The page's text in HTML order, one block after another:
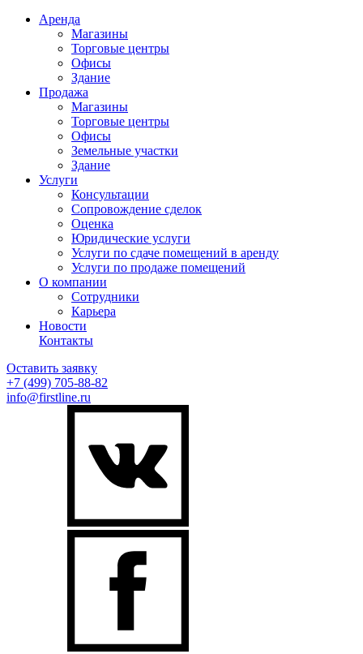
Аренда
Магазины
Торговые центры
Офисы
Здание
Продажа
Магазины
Торговые центры
Офисы
Земельные участки
Здание
Услуги
Консультации
Сопровождение сделок
Оценка
Юридические услуги
Услуги по сдаче помещений в аренду
Услуги по продаже помещений
О компании
Сотрудники
Карьера
Новости
Контакты
Оставить заявку
+7 (499) 705-88-82
info@firstline.ru